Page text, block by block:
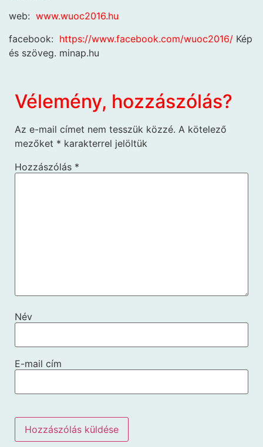
web: www.wuoc2016.hu
facebook: https://www.facebook.com/wuoc2016/ Kép
és szöveg. minap.hu
Vélemény, hozzászólás?
Az e-mail címet nem tesszük közzé. A kötelező
mezőket * karakterrel jelöltük
Hozzászólás *
Név
E-mail cím